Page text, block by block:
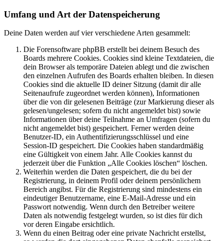
Umfang und Art der Datenspeicherung
Deine Daten werden auf vier verschiedene Arten gesammelt:
Die Forensoftware phpBB erstellt bei deinem Besuch des
Boards mehrere Cookies. Cookies sind kleine Textdateien, die
dein Browser als temporäre Dateien ablegt und die zwischen
den einzelnen Aufrufen des Boards erhalten bleiben. In diesen
Cookies sind die aktuelle ID deiner Sitzung (damit dir alle
Seitenaufrufe zugeordnet werden können), Informationen
über die von dir gelesenen Beiträge (zur Markierung dieser als
gelesen/ungelesen; sofern du nicht angemeldet bist) sowie
Informationen über deine Teilnahme an Umfragen (sofern du
nicht angemeldet bist) gespeichert. Ferner werden deine
Benutzer-ID, ein Authentifizierungsschlüssel und eine
Session-ID gespeichert. Die Cookies haben standardmäßig
eine Gültigkeit von einem Jahr. Alle Cookies kannst du
jederzeit über die Funktion „Alle Cookies löschen“ löschen.
Weiterhin werden die Daten gespeichert, die du bei der
Registrierung, in deinem Profil oder deinem persönlichem
Bereich angibst. Für die Registrierung sind mindestens ein
eindeutiger Benutzername, eine E-Mail-Adresse und ein
Passwort notwendig. Wenn durch den Betreiber weitere
Daten als notwendig festgelegt wurden, so ist dies für dich
vor deren Eingabe ersichtlich.
Wenn du einen Beitrag oder eine private Nachricht erstellst,